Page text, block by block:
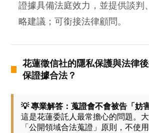
證據具備法庭效力，並提供談判
略建議；可銜接法律顧問。
花蓮徵信社的隱私保護與法律
保證據合法？
💡 專業解答：蒐證會不會被告「妨
這是花蓮委託人最常擔心的問題。
「公開領域合法蒐證」原則，不使